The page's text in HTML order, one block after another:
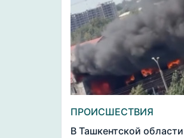
ПРОИСШЕСТВИЯ
В Ташкентской